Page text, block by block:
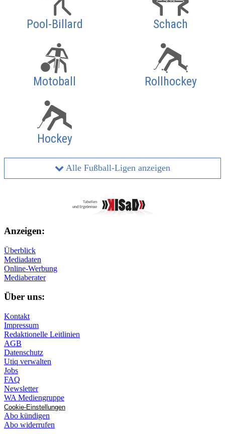
Pool-Billard Schach
Motoball Rollhockey
Hockey
Alle Fußball-Ligen anzeigen
Anzeigen:
Überblick
Mediadaten
Online-Werbung
Mediaberater
Über uns:
Kontakt
Impressum
Redaktionelle Leitlinien
AGB
Datenschutz
Utiq verwalten
Jobs
FAQ
Newsletter
WA Mediengruppe
Cookie-Einstellungen
Abo kündigen
Abo widerrufen